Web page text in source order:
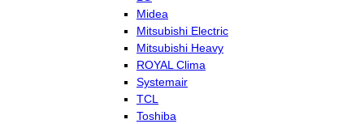
Midea
Mitsubishi Electric
Mitsubishi Heavy
ROYAL Clima
Systemair
TCL
Toshiba